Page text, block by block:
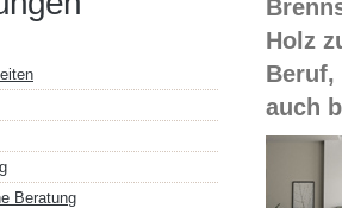
Holz
Beruf,
auch
Beratung